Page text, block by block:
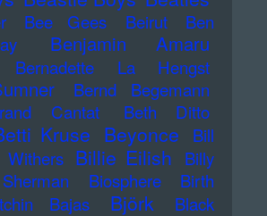
Bee Gees Beirut
Ben
Benjamin Amaru
Bernadette La Hengst
Bernd Begemann
Cantat Beth Ditto
Kruse Beyonce
Bill
Withers Billie Eilish
Billy
Biosphere
Birth
Bajas Björk
Black